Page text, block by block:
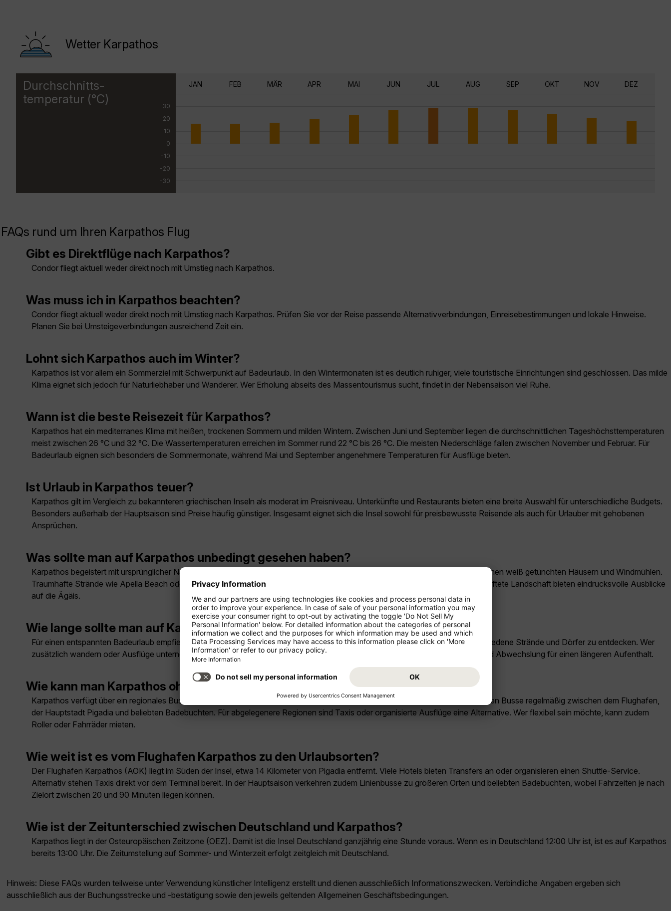
Wetter Karpathos
Durchschnitts-
temperatur (°C)
30
20
10
0
-10
-20
-30
JAN FEB MÄR APR MAI JUN JUL AUG SEP OKT NOV DEZ
FAQs rund um Ihren Karpathos Flug
Gibt es Direktflüge nach Karpathos?
Condor fliegt aktuell weder direkt noch mit Umstieg nach Karpathos.
Was muss ich in Karpathos beachten?
Condor fliegt aktuell weder direkt noch mit Umstieg nach Karpathos. Prüfen Sie vor der Reise passende Alternativverbindungen, Einreisebestimmungen und lokale Hinweise.
Planen Sie bei Umsteigeverbindungen ausreichend Zeit ein.
Lohnt sich Karpathos auch im Winter?
Karpathos ist vor allem ein Sommerziel mit Schwerpunkt auf Badeurlaub. In den Wintermonaten ist es deutlich ruhiger, viele touristische Einrichtungen sind geschlossen. Das milde
Klima eignet sich jedoch für Naturliebhaber und Wanderer. Wer Erholung abseits des Massentourismus sucht, findet in der Nebensaison viel Ruhe.
Wann ist die beste Reisezeit für Karpathos?
Karpathos hat ein mediterranes Klima mit heißen, trockenen Sommern und milden Wintern. Zwischen Juni und September liegen die durchschnittlichen Tageshöchsttemperaturen
meist zwischen 26 °C und 32 °C. Die Wassertemperaturen erreichen im Sommer rund 22 °C bis 26 °C. Die meisten Niederschläge fallen zwischen November und Februar. Für
Badeurlaub eignen sich besonders die Sommermonate, während Mai und September angenehmere Temperaturen für Ausflüge bieten.
Ist Urlaub in Karpathos teuer?
Karpathos gilt im Vergleich zu bekannteren griechischen Inseln als moderat im Preisniveau. Unterkünfte und Restaurants bieten eine breite Auswahl für unterschiedliche Budgets.
Besonders außerhalb der Hauptsaison sind Preise häufig günstiger. Insgesamt eignet sich die Insel sowohl für preisbewusste Reisende als auch für Urlauber mit gehobenen
Ansprüchen.
Was sollte man auf Karpathos unbedingt gesehen haben?
Karpathos begeistert mit ursprünglicher Natur und traditionellen Dörfern. Besonders sehenswert ist das Bergdorf Olympos mit seinen weiß getünchten Häusern und Windmühlen.
Traumhafte Strände wie Apella Beach oder Kyra Panagia zählen zu den Highlights der Insel. Auch Wanderungen durch die zerklüftete Landschaft bieten eindrucksvolle Ausblicke
auf die Ägäis.
Wie lange sollte man auf Karpathos bleiben?
Für einen entspannten Badeurlaub empfiehlt sich ein Aufenthalt von mindestens einer Woche. So bleibt ausreichend Zeit, verschiedene Strände und Dörfer zu entdecken. Wer
zusätzlich wandern oder Ausflüge unternehmen möchte, plant idealerweise zehn bis vierzehn Tage ein. Die Insel bietet genügend Abwechslung für einen längeren Aufenthalt.
Wie kann man Karpathos ohne Auto erkunden?
Karpathos verfügt über ein regionales Busnetz, das wichtige Orte und Strände miteinander verbindet. In der Hauptsaison verkehren Busse regelmäßig zwischen dem Flughafen,
der Hauptstadt Pigadia und beliebten Badebuchten. Für abgelegenere Regionen sind Taxis oder organisierte Ausflüge eine Alternative. Wer flexibel sein möchte, kann zudem
Roller oder Fahrräder mieten.
Wie weit ist es vom Flughafen Karpathos zu den Urlaubsorten?
Der Flughafen Karpathos (AOK) liegt im Süden der Insel, etwa 14 Kilometer von Pigadia entfernt. Viele Hotels bieten Transfers an oder organisieren einen Shuttle-Service.
Alternativ stehen Taxis direkt vor dem Terminal bereit. In der Hauptsaison verkehren zudem Linienbusse zu größeren Orten und beliebten Badebuchten, wobei Fahrzeiten je nach
Zielort zwischen 20 und 90 Minuten liegen können.
Wie ist der Zeitunterschied zwischen Deutschland und Karpathos?
Karpathos liegt in der Osteuropäischen Zeitzone (OEZ). Damit ist die Insel Deutschland ganzjährig eine Stunde voraus. Wenn es in Deutschland 12:00 Uhr ist, ist es auf Karpathos
bereits 13:00 Uhr. Die Zeitumstellung auf Sommer- und Winterzeit erfolgt zeitgleich mit Deutschland.
Hinweis: Diese FAQs wurden teilweise unter Verwendung künstlicher Intelligenz erstellt und dienen ausschließlich Informationszwecken. Verbindliche Angaben ergeben sich
ausschließlich aus der Buchungsstrecke und -bestätigung sowie den jeweils geltenden Allgemeinen Geschäftsbedingungen.